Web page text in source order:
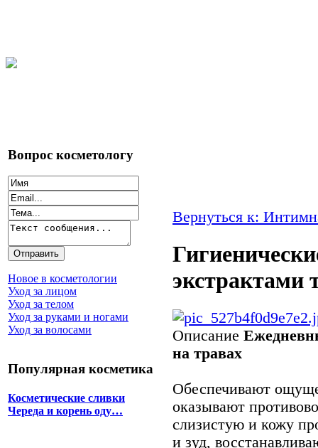
Вопрос косметологу
Новое в косметологии
Уход за лицом
Уход за телом
Уход за руками и ногами
Уход за волосами
Популярная косметика
Косметические сливки
Череда и корень оду…
Вернуться к:
экстрактами
Описание
на травах
Обеспечивают
оказывают
слизистую и кожу
и зуд,